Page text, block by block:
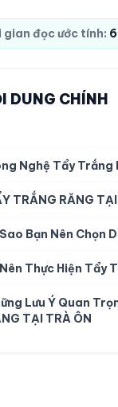
gian đọc ước tính:
DUNG CHÍNH
Nghệ Tẩy Trắng
TRẮNG RĂNG
Bạn Nên Chọn
Thực Hiện Tẩy
Lưu Ý Quan
TẠI TRÀ ÔN